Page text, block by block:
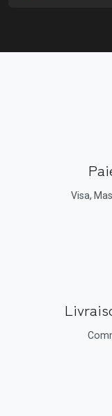
Visa,